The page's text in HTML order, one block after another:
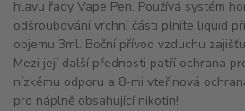
hlavu řady Vape Pen. Používá systém
odšroubování vrchní části plníte liquid
objemu 3ml. Boční přívod vzduchu
Mezi její další přednosti patří ochrana
nízkému odporu a 8-mi vteřinová
pro náplně obsahující nikotin!